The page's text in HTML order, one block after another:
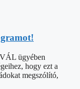
ügyében
hogy ezt a
megszólító,